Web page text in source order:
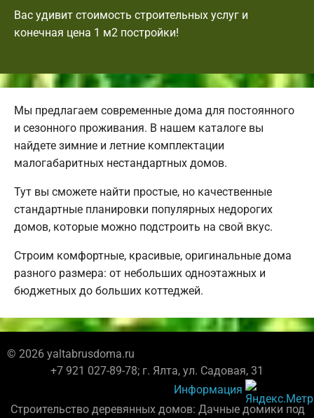
Вас удивит стоимость строительных услуг и
конечная цена 1 м2 постройки!
Мы предлагаем современные дома для постоянного
и сезонного проживания. В нашем каталоге вы
найдете зимние и летние комплектации
малогабаритных нестандартных домов.
Тут вы сможете найти простые, но качественные
стандартные планировки популярных недорогих
домов, которые можно подстроить на свой вкус.
Строим комфортные, красивые, оригинальные дома
разного размера: от небольших одноэтажных и
бюджетных до больших коттеджей.
© 2026 yaltabrusdoma.ru
+7 921 027-89-78; г. Ялта, ул. Садовая, 31
Информация
Строительство деревянных домов: Дачные домики под